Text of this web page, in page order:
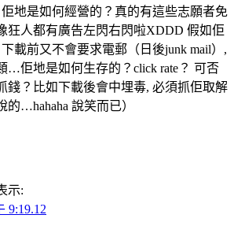
地是如何經營的？真的有這些志願者免
狂人都有廣告左閃右閃啦XDDD 假如佢
載前又不會要求電郵（日後junk mail）,
…佢地是如何生存的？click rate？ 可否
錢？比如下載後會中埋毒, 必須抓佢取解
的…hahaha 說笑而已）
示:
9:19.12